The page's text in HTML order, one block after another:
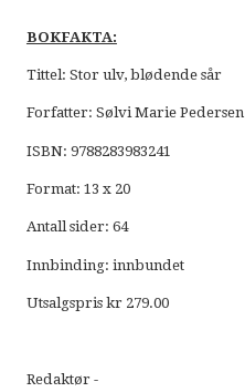
BOKFAKTA:
Tittel: Stor ulv, blødende sår
Forfatter: Sølvi Marie Pedersen
ISBN: 9788283983241
Format: 13 x 20
Antall sider: 64
Innbinding: innbundet
Utsalgspris kr 279.00
Redaktør -